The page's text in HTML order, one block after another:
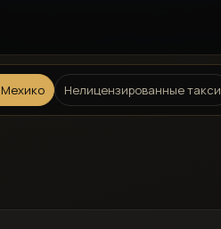
Нелицензированные такси